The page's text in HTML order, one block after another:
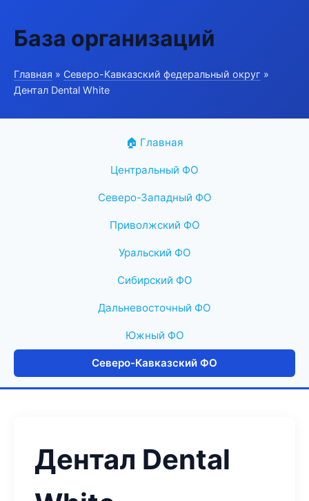
База организаций
Главная » Северо-Кавказский федеральный округ »
Дентал Dental White
🏠 Главная
Центральный ФО
Северо-Западный ФО
Приволжский ФО
Уральский ФО
Сибирский ФО
Дальневосточный ФО
Южный ФО
Северо-Кавказский ФО
Дентал Dental